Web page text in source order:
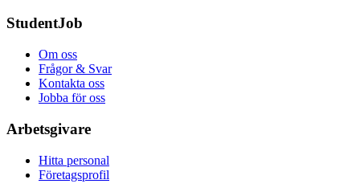
StudentJob
Om oss
Frågor & Svar
Kontakta oss
Jobba för oss
Arbetsgivare
Hitta personal
Företagsprofil